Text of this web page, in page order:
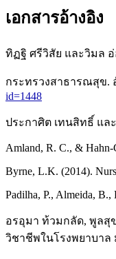
เอกสารอ้างอิง
ทิฏฐิ ศรีวิสัย และวิมล อ่
กระทรวงสาธารณสุข. อั
id=1448
ประกาศิต เทนสิทธิ์ แล
Amland, R. C., & Hahn-
Byrne, L.K. (2014).
Padilha, P., Almeida,
อรอุมา ท้วมกลัด, พูลสุ
วิชาชีพในโรงพยาบาล